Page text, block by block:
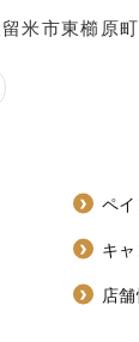
米市東櫛原
ペ
キ
店